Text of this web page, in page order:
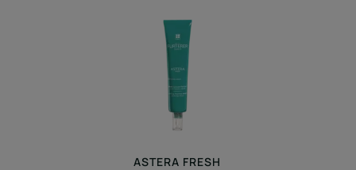
Serum
ASTERA FRESH